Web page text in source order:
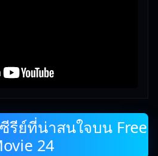
รีย์ที่น่าสนใจบน Free
24